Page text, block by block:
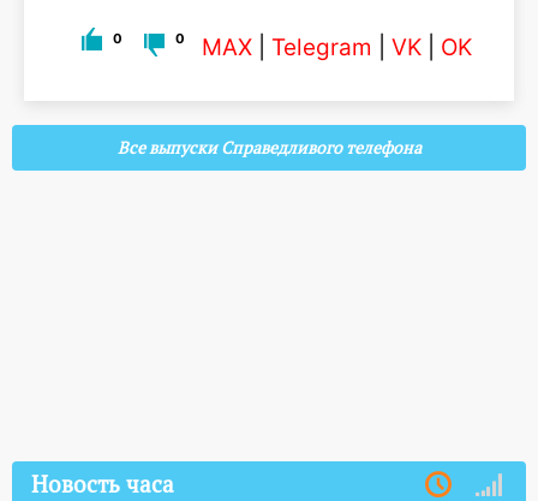
0 0 MAX Telegram VK OK
Все выпуски Справедливого телефона
Новость часа